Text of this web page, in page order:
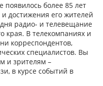
более 85 лет
достижения его жителей
радио- и телевещание
края. В телекомпаниях и
корреспондентов,
специалистов. Вы
и зрителям –
в курсе событий в